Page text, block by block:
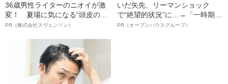
36歳男性ライターのニオイが激
変！ 夏場に気になる“頭皮のニ
オイ”や“ベタつき”を解消す
ト”が生み出した徹底ケアとは
PR（株式会社スヴェンソン）
いだ矢先、リーマンショック
で“絶望的状況”に…→「一時期は
納品3年待ち」のヒット商品を生
PR（オープンハウスグループ）